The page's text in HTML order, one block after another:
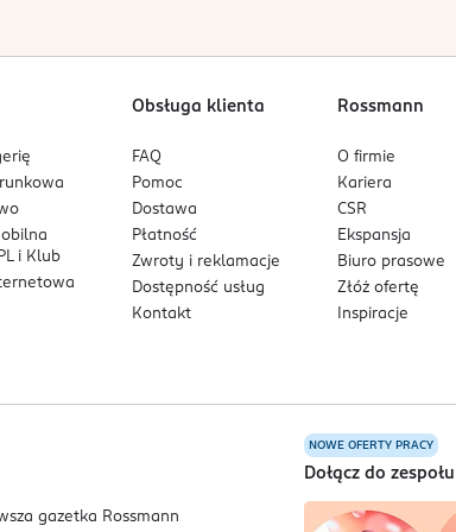
i Klub
Obsługa klienta
FAQ
Pomoc
Dostawa
Płatność
Zwroty i reklamacje
Dostępność usług
Kontakt
Rossmann
O firmie
Kariera
CSR
Ekspansja
Biuro prasowe
Złóż ofertę
Inspiracje
NOWE OFERTY PRACY
Dołącz do